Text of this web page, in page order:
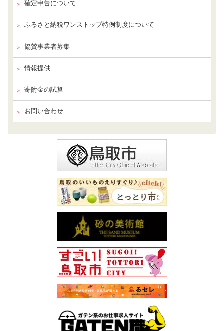
確定申告について
ふるさと納税ワンストップ特例制度について
協賛事業者募集
情報提供
寄附金の試算
お問い合わせ